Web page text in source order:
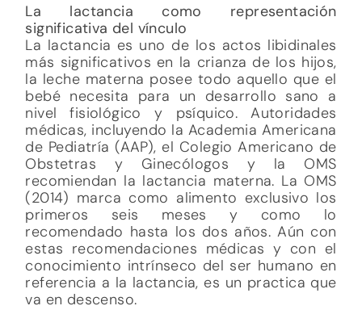
La lactancia como representación
significativa del vínculo
La lactancia es uno de los actos libidinales
más significativos en la crianza de los hijos,
la leche materna posee todo aquello que el
bebé necesita para un desarrollo sano a
nivel fisiológico y psíquico. Autoridades
médicas, incluyendo la Academia Americana
de Pediatría (AAP), el Colegio Americano de
Obstetras y Ginecólogos y la OMS
recomiendan la lactancia materna. La OMS
(2014) marca como alimento exclusivo los
primeros seis meses y como lo
recomendado hasta los dos años. Aún con
estas recomendaciones médicas y con el
conocimiento intrínseco del ser humano en
referencia a la lactancia, es un practica que
va en descenso.